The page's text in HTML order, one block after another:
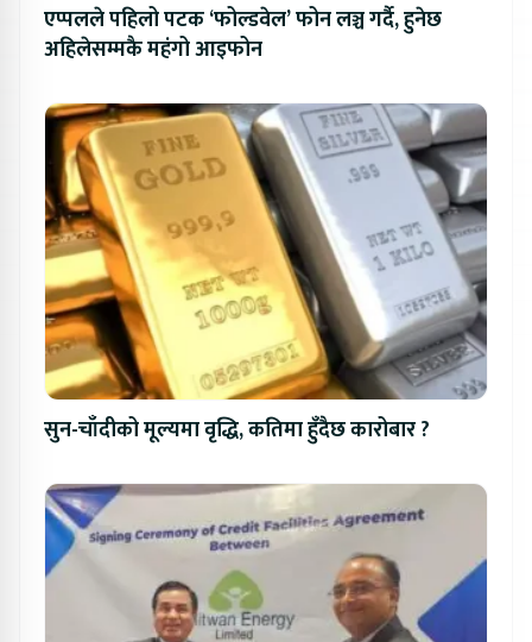
एप्पलले पहिलो पटक ‘फोल्डवेल’ फोन लञ्च गर्दै, हुनेछ
अहिलेसम्मकै महंगो आइफोन
सुन-चाँदीको मूल्यमा वृद्धि, कतिमा हुँदैछ कारोबार ?